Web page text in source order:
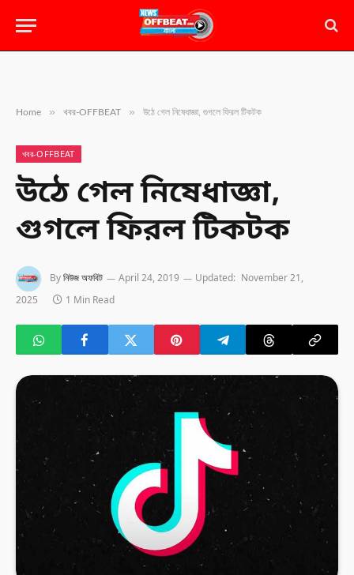
Home » খবর-OFFBEAT » উঠে গেল নিষেধাজ্ঞা, গুগলে ফিরল টিকটক
খবর-OFFBEAT
উঠে গেল নিষেধাজ্ঞা,
গুগলে ফিরল টিকটক
Byনিউজ অফবিট April 24, 2019 Updated: November 21,
2025
1 Min Read